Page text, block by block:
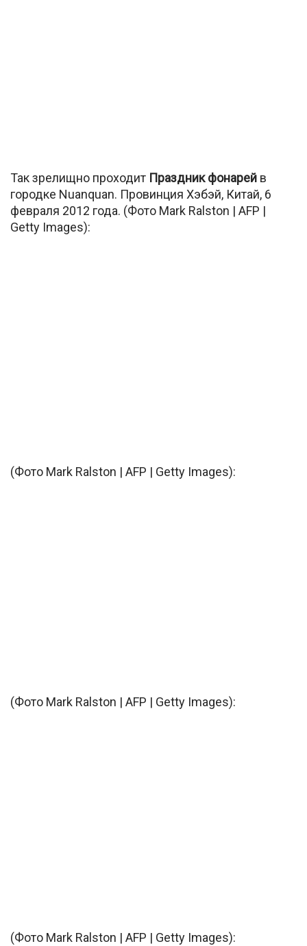
Так зрелищно проходит Праздник фонарей в
городке Nuanquan. Провинция Хэбэй, Китай, 6
февраля 2012 года. (Фото Mark Ralston | AFP |
Getty Images):
(Фото Mark Ralston | AFP | Getty Images):
(Фото Mark Ralston | AFP | Getty Images):
(Фото Mark Ralston | AFP | Getty Images):